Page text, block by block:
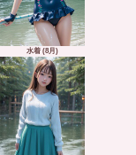
水着 (8月)